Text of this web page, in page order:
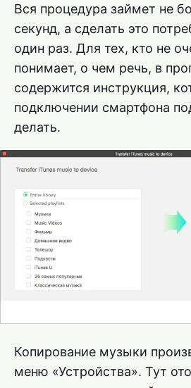
Вся процедура займет не
секунд, а сделать это
один раз. Для тех, кто не
понимает, о чем речь, в
содержится инструкция,
подключении смартфона
делать.
Копирование музыки
меню «Устройства». Тут